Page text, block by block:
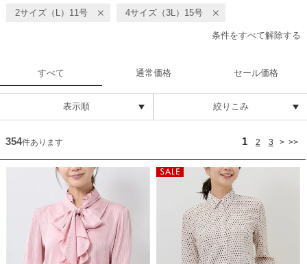
2サイズ（L）11号 4サイズ（3L）15号
条件をすべて解除する
すべて 通常価格 セール価格
表示順 絞りこみ
354件あります 1 2 3 > >>